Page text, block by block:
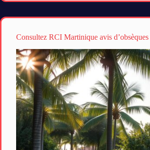
Consultez RCI Martinique avis